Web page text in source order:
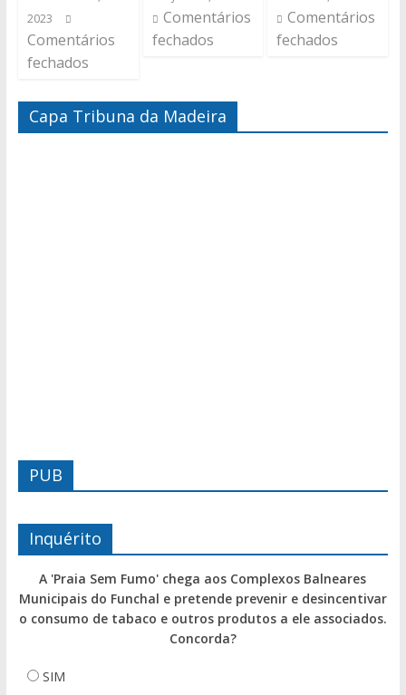
2023
Comentários
fechados
Comentários
fechados
Comentários
fechados
Capa Tribuna da Madeira
PUB
Inquérito
A 'Praia Sem Fumo' chega aos Complexos Balneares
Municipais do Funchal e pretende prevenir e desincentivar
o consumo de tabaco e outros produtos a ele associados.
Concorda?
SIM